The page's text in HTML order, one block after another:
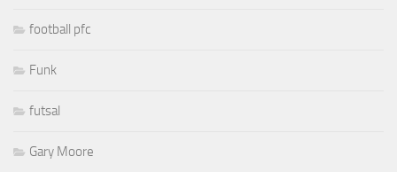
football pfc
Funk
futsal
Gary Moore